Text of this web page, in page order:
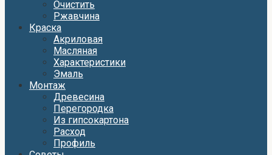
Очистить
Ржавчина
Краска
Акриловая
Масляная
Характеристики
Эмаль
Монтаж
Древесина
Перегородка
Из гипсокартона
Расход
Профиль